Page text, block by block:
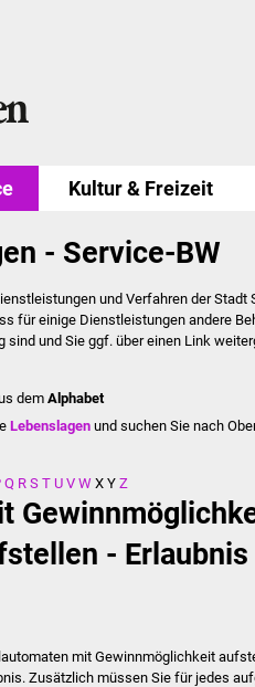
Kultur & Freizeit
- Service-BW
und Verfahren der Stadt
für einige Dienstleistungen andere
sind und Sie ggf. über einen Link
dem Alphabet
Lebenslagen und suchen Sie nach
Q R S T U V W X Y Z
- Erlaubnis
mit Gewinnmöglichkeit
Zusätzlich müssen Sie für jedes